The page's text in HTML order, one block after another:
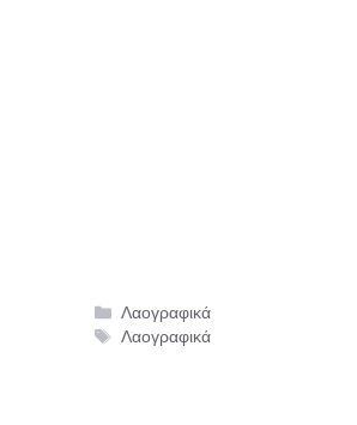
Κατηγορίες
Λαογραφικά
Ετικέτες
Λαογραφικά